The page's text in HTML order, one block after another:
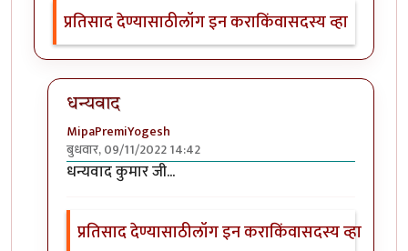
प्रतिसाद देण्यासाठीलॉग इन कराकिंवासदस्य व्हा
धन्यवाद
MipaPremiYogesh
बुधवार, 09/11/2022 14:42
In reply toवा, मस्त !
धन्यवाद कुमार जी...
प्रतिसाद देण्यासाठीलॉग इन कराकिंवासदस्य व्हा